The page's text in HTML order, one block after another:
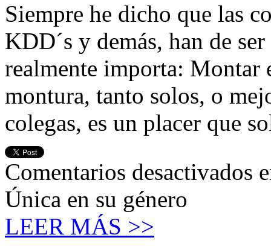
Siempre he dicho que las
KDD´s y demás, han de
realmente importa: Montar
montura, tanto solos, o
colegas, es un placer que
Comentarios desactivados
Única en su género
LEER MÁS >>